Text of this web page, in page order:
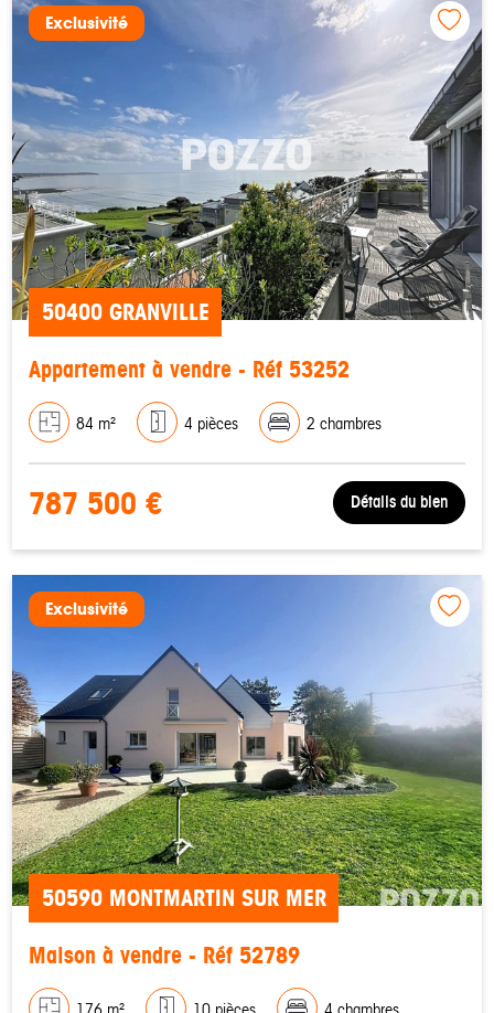
Exclusivité
50400 GRANVILLE
Appartement à vendre - Réf 53252
84 m² 4 pièces 2 chambres
787 500 € Détails du bien
Exclusivité
50590 MONTMARTIN SUR MER
Maison à vendre - Réf 52789